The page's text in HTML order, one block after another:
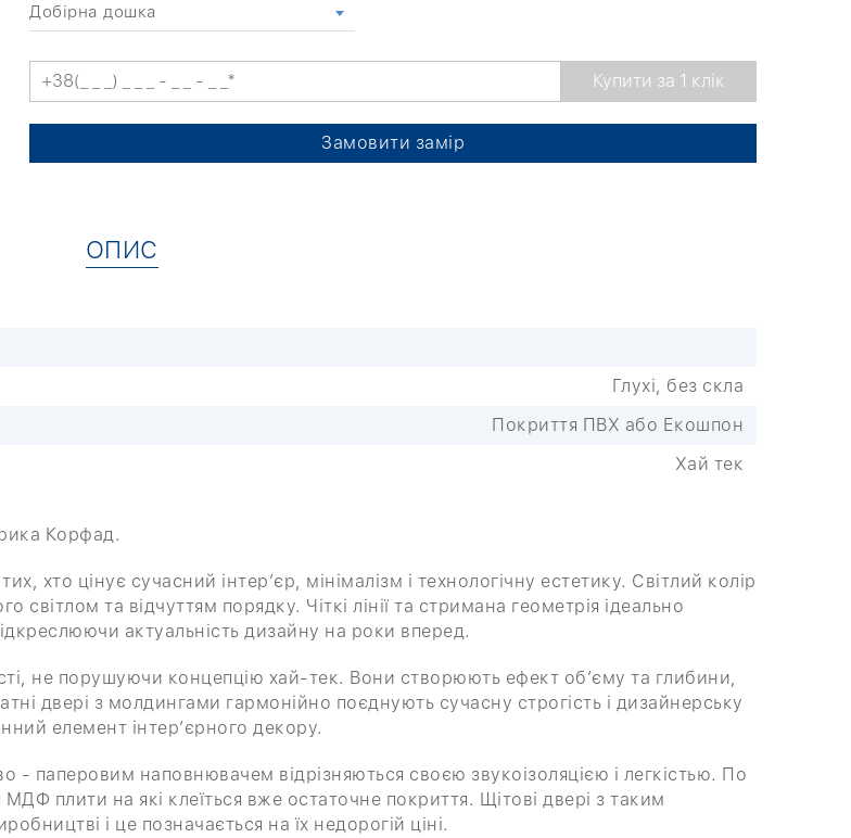
Добірна дошка
Замовити замір
ОПИС
Глухі, без скла
Покриття ПВХ або Екошпон
Хай тек
Корфад.
хто цінує сучасний інтер’єр, мінімалізм і технологічну естетику. Світлий колір
та відчуттям порядку. Чіткі лінії та стримана геометрія ідеально
актуальність дизайну на роки вперед.
не порушуючи концепцію хай-тек. Вони створюють ефект об’єму та глибини,
двері з молдингами гармонійно поєднують сучасну строгість і дизайнерську
елемент інтер’єрного декору.
- паперовим наповнювачем відрізняються своєю звукоізоляцією і легкістью. По
плити на які клеїться вже остаточне покриття. Щітові двері з таким
і це позначається на їх недорогій ціні.